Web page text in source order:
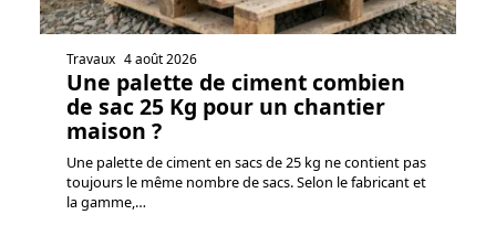
Travaux 4 août 2026
Une palette de ciment combien
de sac 25 Kg pour un chantier
maison ?
Une palette de ciment en sacs de 25 kg ne contient pas
toujours le même nombre de sacs. Selon le fabricant et
la gamme,…